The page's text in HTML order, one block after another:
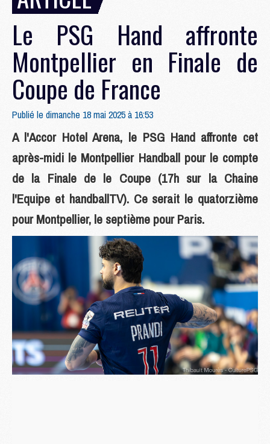
Le PSG Hand affronte
Montpellier en Finale de
Coupe de France
Publié le dimanche 18 mai 2025 à 16:53
A l'Accor Hotel Arena, le PSG Hand affronte cet
après-midi le Montpellier Handball pour le compte
de la Finale de le Coupe (17h sur la Chaine
l'Equipe et handballTV). Ce serait le quatorzième
pour Montpellier, le septième pour Paris.